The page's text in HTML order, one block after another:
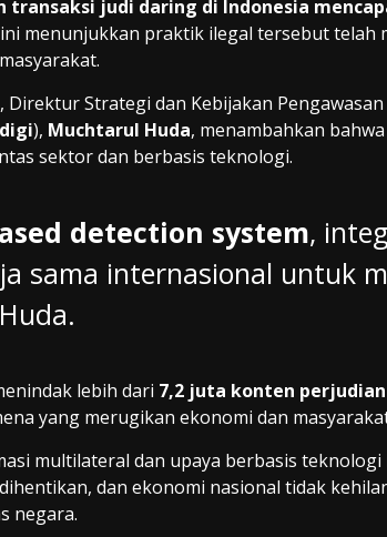
transaksi judi daring di Indonesia
menunjukkan praktik ilegal tersebut telah
Direktur Strategi dan Kebijakan
), Muchtarul Huda, menambahkan
sektor dan berbasis teknologi.
detection system,
sama internasional untuk
lebih dari 7,2 juta konten
yang merugikan ekonomi dan
multilateral dan upaya berbasis teknologi
dan ekonomi nasional tidak
negara.